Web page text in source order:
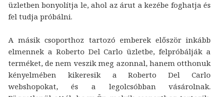
üzletben bonyolítja le, ahol az árut a kezébe foghatja és
fel tudja próbálni.
A másik csoporthoz tartozó emberek először inkább
elmennek a Roberto Del Carlo üzletbe, felpróbálják a
terméket, de nem veszik meg azonnal, hanem otthonuk
kényelmében kikeresik a Roberto Del Carlo
webshopokat, és a legolcsóbban vásárolnak.